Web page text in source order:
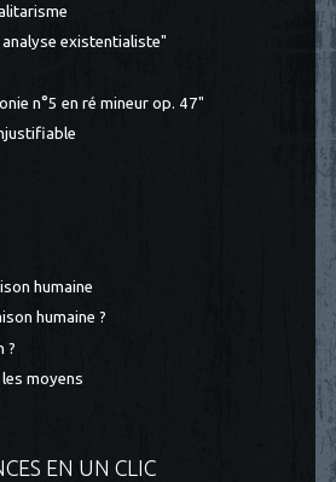
analyse existentialiste"
n°5 en ré mineur op. 47"
humaine
humaine ?
?
moyens
EN UN CLIC